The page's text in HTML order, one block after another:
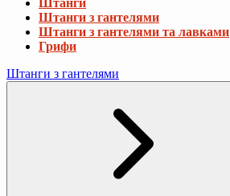
Штанги
Штанги з гантелями
Штанги з гантелями та лавками
Грифи
Штанги з гантелями